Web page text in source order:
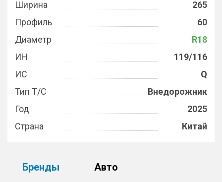
Ширина
265
Профиль
60
Диаметр
R18
ИН
119/116
ИС
Q
Тип Т/С
Внедорожник
Год
2025
Страна
Китай
Бренды
Авто